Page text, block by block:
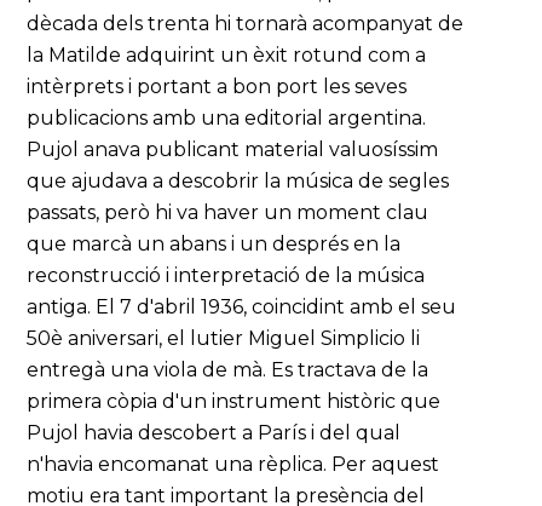
dècada dels trenta hi tornarà acompanyat de
la Matilde adquirint un èxit rotund com a
intèrprets i portant a bon port les seves
publicacions amb una editorial argentina.
Pujol anava publicant material valuosíssim
que ajudava a descobrir la música de segles
passats, però hi va haver un moment clau
que marcà un abans i un després en la
reconstrucció i interpretació de la música
antiga. El 7 d'abril 1936, coincidint amb el seu
50è aniversari, el lutier Miguel Simplicio li
entregà una viola de mà. Es tractava de la
primera còpia d'un instrument històric que
Pujol havia descobert a París i del qual
n'havia encomanat una rèplica. Per aquest
motiu era tant important la presència del